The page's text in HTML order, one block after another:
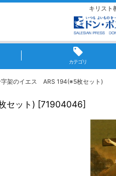
キリス
カテゴリ
架のイエス ARS 194(※5枚セット)
セット) [71904046]